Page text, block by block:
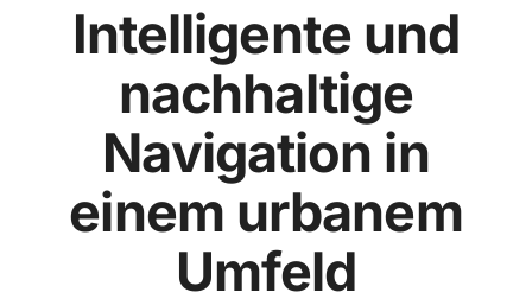
Intelligente und
nachhaltige
Navigation in
einem urbanem
Umfeld